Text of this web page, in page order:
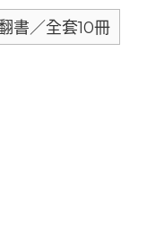
書／全套10冊